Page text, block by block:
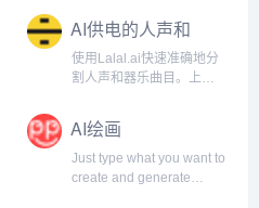
AI供电的人声和
器乐曲目清除器
使用Lalal.ai快速准确地分
割人声和器乐曲目。上传
内接收高质量的提取曲
目。.
AI绘画
Just type what you want to
create and generate